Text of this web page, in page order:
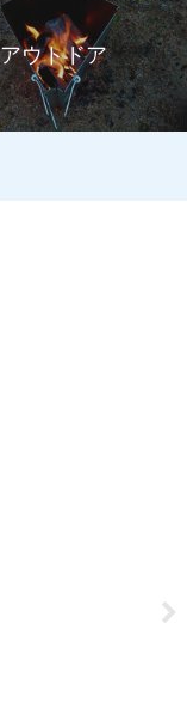
アウトドア